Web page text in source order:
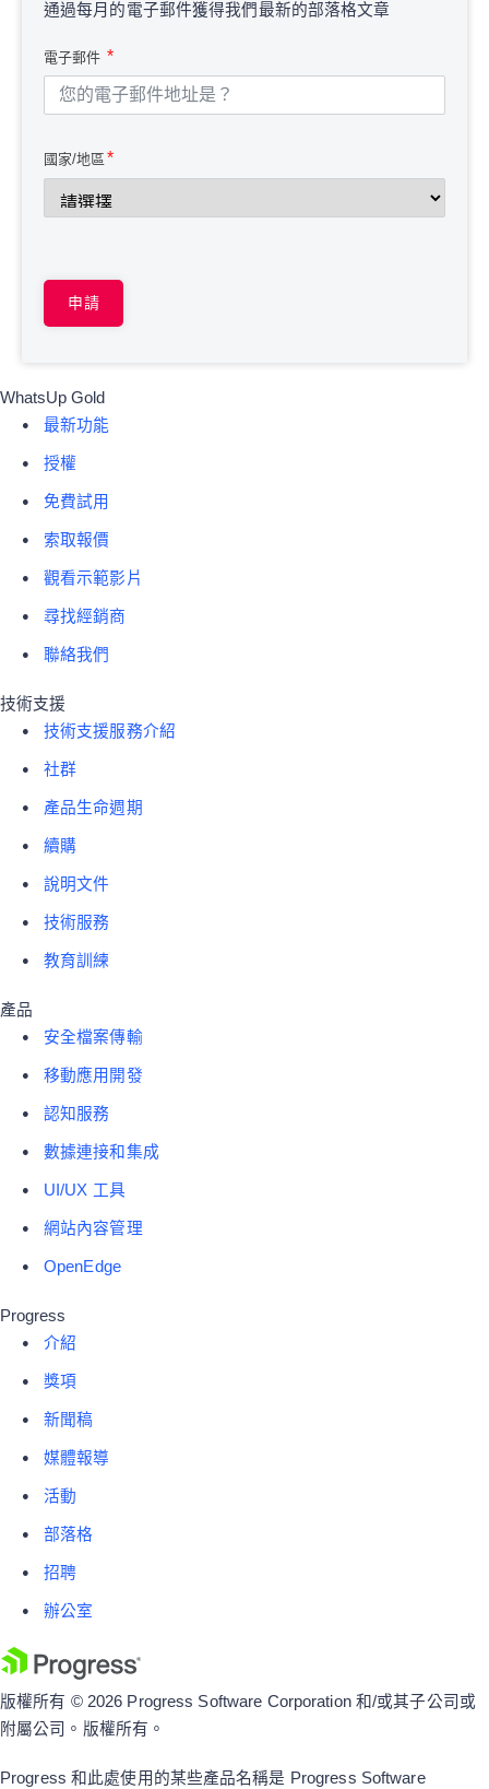
通過每月的電子郵件獲得我們最新的部落格文章
電子郵件
國家/地區
申請
WhatsUp Gold
最新功能
授權
免費試用
索取報價
觀看示範影片
尋找經銷商
聯絡我們
技術支援
技術支援服務介紹
社群
產品生命週期
續購
說明文件
技術服務
教育訓練
產品
安全檔案傳輸
移動應用開發
認知服務
數據連接和集成
UI/UX 工具
網站內容管理
OpenEdge
Progress
介紹
獎項
新聞稿
媒體報導
活動
部落格
招聘
辦公室
版權所有 © 2026 Progress Software Corporation 和/或其子公司或
附屬公司。版權所有。
Progress 和此處使用的某些產品名稱是 Progress Software